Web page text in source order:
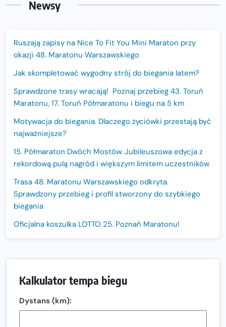
Newsy
Ruszają zapisy na Nice To Fit You Mini Maraton przy
okazji 48. Maratonu Warszawskiego
Jak skompletować wygodny strój do biegania latem?
Sprawdzone trasy wracają! Poznaj przebieg 43. Toruń
Maratonu, 17. Toruń Półmaratonu i biegu na 5 km
Motywacja do biegania. Dlaczego życiówki przestają być
najważniejsze?
15. Półmaraton Dwóch Mostów. Jubileuszowa edycja z
rekordową pulą nagród i większym limitem uczestników
Trasa 48. Maratonu Warszawskiego odkryta.
Sprawdzony przebieg i profil stworzony do szybkiego
biegania
Oficjalna koszulka LOTTO 25. Poznań Maratonu!
Ostatnie wolne miejsca na jubileuszowy Bieg
Fabrykanta. Organizatorzy odkrywają trasę dzień po
Kalkulator tempa biegu
Dystans (km):